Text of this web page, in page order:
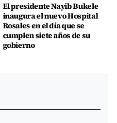
El presidente Nayib Bukele
inaugura el nuevo Hospital
Rosales en el día que se
cumplen siete años de su
gobierno